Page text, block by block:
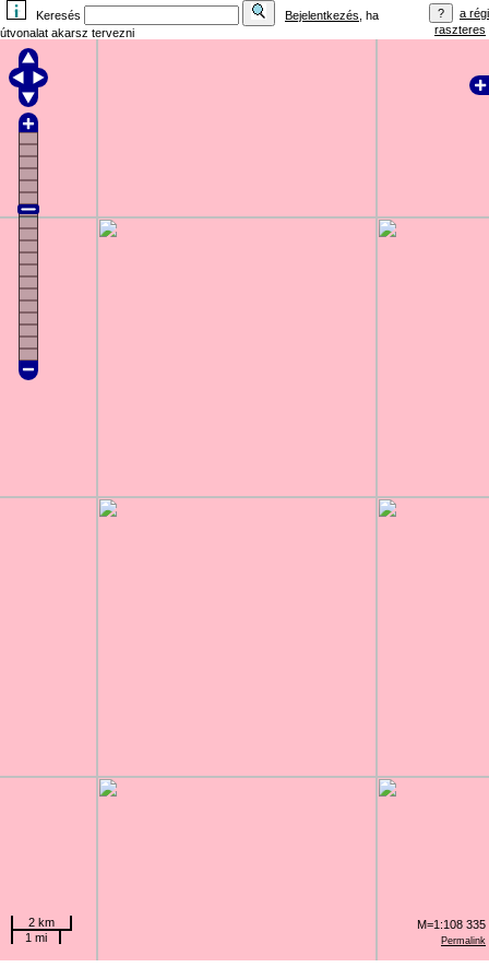
Keresés Bejelentkezés , ha
útvonalat akarsz tervezni
a régi
raszteres
Permalink
2 km
1 mi
M=1:108 335